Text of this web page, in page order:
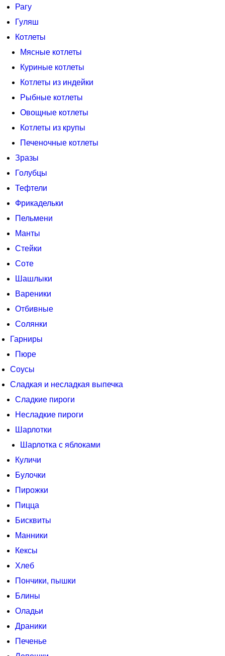
Рагу
Гуляш
Котлеты
Мясные котлеты
Куриные котлеты
Котлеты из индейки
Рыбные котлеты
Овощные котлеты
Котлеты из крупы
Печеночные котлеты
Зразы
Голубцы
Тефтели
Фрикадельки
Пельмени
Манты
Стейки
Соте
Шашлыки
Вареники
Отбивные
Солянки
Гарниры
Пюре
Соусы
Сладкая и несладкая выпечка
Сладкие пироги
Несладкие пироги
Шарлотки
Шарлотка с яблоками
Куличи
Булочки
Пирожки
Пицца
Бисквиты
Манники
Кексы
Хлеб
Пончики, пышки
Блины
Оладьи
Драники
Печенье